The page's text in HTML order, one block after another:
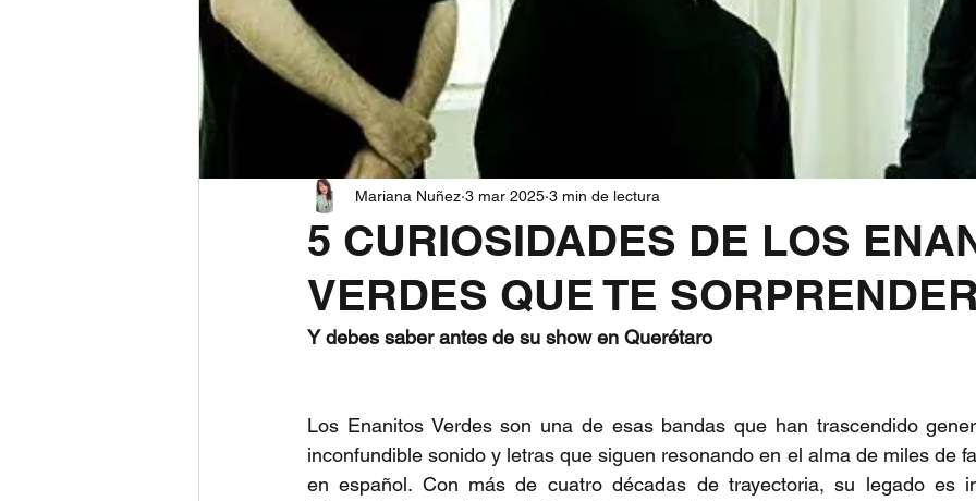
5 CURIOSIDADES DE LOS
VERDES QUE TE
Mariana Nuñez 3 mar 2025 3 min de lectura
Y debes saber antes de su show en Querétaro
Los Enanitos Verdes son una de esas bandas que han trascendido
inconfundible sonido y letras que siguen resonando en el alma de miles de
en español. Con más de cuatro décadas de trayectoria, su legado es